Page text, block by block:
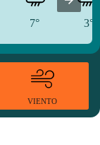
7° 3°
VIENTO